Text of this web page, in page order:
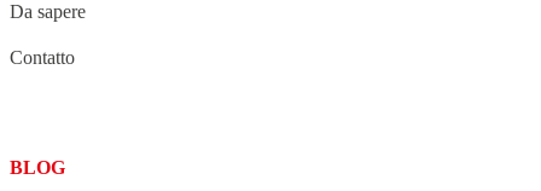
Da sapere
Contatto
BLOG